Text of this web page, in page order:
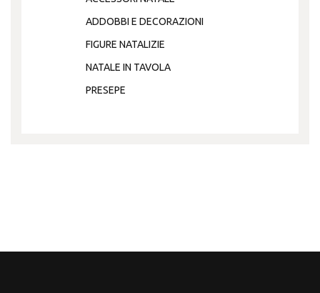
ADDOBBI E DECORAZIONI
FIGURE NATALIZIE
NATALE IN TAVOLA
PRESEPE